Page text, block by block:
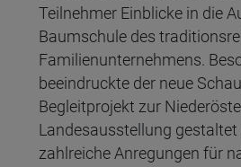
Teilnehmer Einblicke in die
Baumschule des
Familienunternehmens.
beeindruckte der neue
Begleitprojekt zur
Landesausstellung gestaltet
zahlreiche Anregungen für